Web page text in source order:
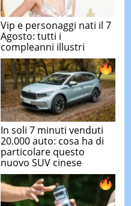
Vip e personaggi nati il 7
Agosto: tutti i
compleanni illustri
In soli 7 minuti venduti
20.000 auto: cosa ha di
particolare questo
nuovo SUV cinese